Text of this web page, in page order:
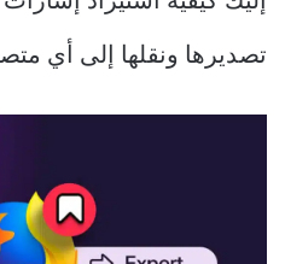
تصديرها ونقلها إلى أي